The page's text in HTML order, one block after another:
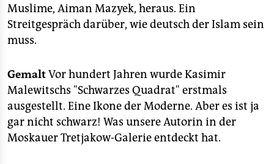
Muslime, Aiman Mazyek, heraus. Ein
Streitgespräch darüber, wie deutsch der Islam sein
muss.
GemaltVor hundert Jahren wurde Kasimir
Malewitschs "Schwarzes Quadrat" erstmals
ausgestellt. Eine Ikone der Moderne. Aber es ist ja
gar nicht schwarz! Was unsere Autorin in der
Moskauer Tretjakow-Galerie entdeckt hat.